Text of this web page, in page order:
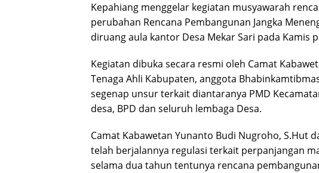
Kepahiang menggelar kegiatan musyawarah
perubahan Rencana Pembangunan Jangka
diruang aula kantor Desa Mekar Sari pada Kamis
Kegiatan dibuka secara resmi oleh Camat
Tenaga Ahli Kabupaten, anggota
segenap unsur terkait diantaranya PMD
desa, BPD dan seluruh lembaga Desa.
Camat Kabawetan Yunanto Budi Nugroho, S.Hut
telah berjalannya regulasi terkait perpanjangan
selama dua tahun tentunya rencana